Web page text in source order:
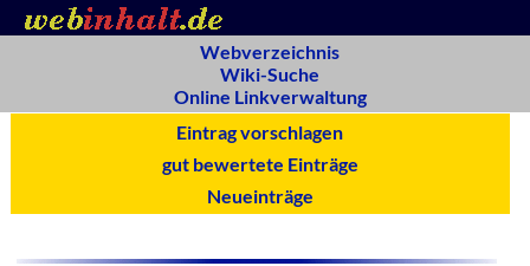
Webverzeichnis
Wiki-Suche
Online Linkverwaltung
Eintrag vorschlagen
gut bewertete Einträge
Neueinträge